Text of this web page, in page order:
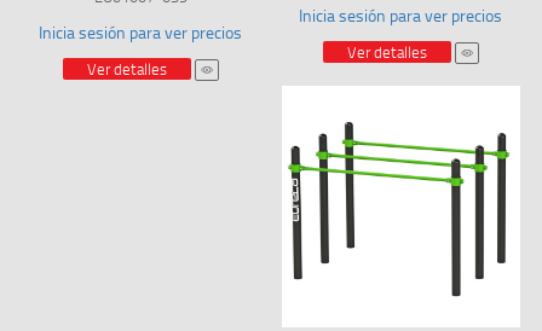
Inicia sesión para ver precios
Ver detalles
Inicia sesión para ver precios
Ver detalles